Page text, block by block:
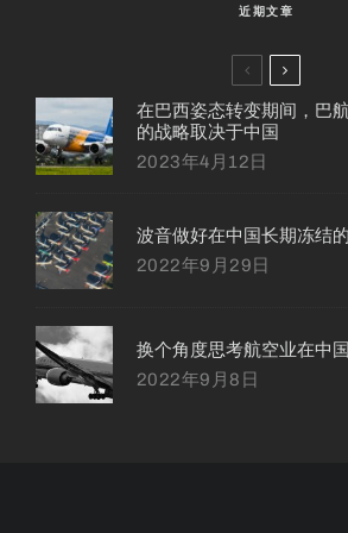
近期文章
在巴西姿态转变期间，巴
的战略取决于中国
2023年4月12日
波音做好在中国长期冻结
2022年9月29日
换个角度思考航空业在中
2022年9月8日